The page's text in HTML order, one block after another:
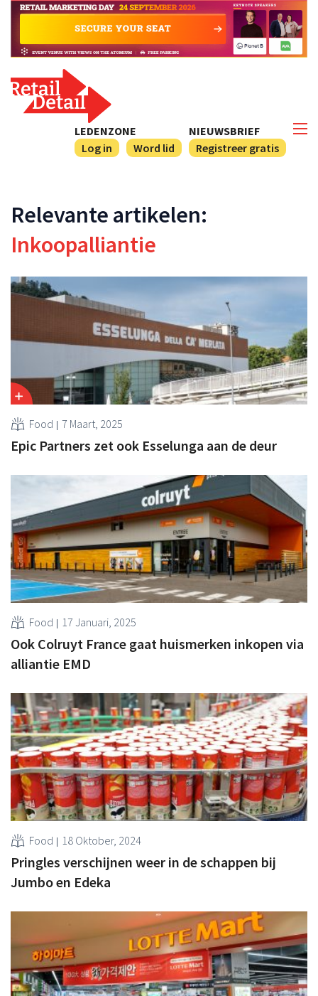
NIEUWSBRIEF
Registreer gratis
LEDENZONE
Log in
Word lid
Relevante artikelen:
Inkoopalliantie
Food 7 Maart, 2025
Epic Partners zet ook Esselunga aan de deur
Food 17 Januari, 2025
Ook Colruyt France gaat huismerken inkopen via
alliantie EMD
Food 18 Oktober, 2024
Pringles verschijnen weer in de schappen bij
Jumbo en Edeka